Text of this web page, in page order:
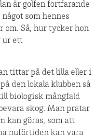
är golfen fortfarande
som hennes
om. Så, hur tycker hon
ur ett
tittar på det lilla eller i
den lokala klubben så
biologisk mångfald
skog. Man pratar
kan göras, som att
nuförtiden kan vara